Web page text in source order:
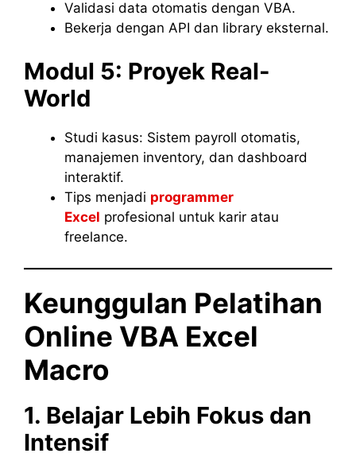
Validasi data otomatis dengan VBA.
Bekerja dengan API dan library eksternal.
Modul 5: Proyek Real-
World
Studi kasus: Sistem payroll otomatis,
manajemen inventory, dan dashboard
interaktif.
Tips menjadi programmer
Excel profesional untuk karir atau
freelance.
Keunggulan Pelatihan
Online VBA Excel
Macro
1. Belajar Lebih Fokus dan
Intensif